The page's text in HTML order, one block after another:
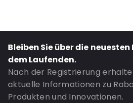
Bleiben Sie über die
dem Laufenden.
Nach der Registrierung
aktuelle Informationen zu
Produkten und Innovationen.